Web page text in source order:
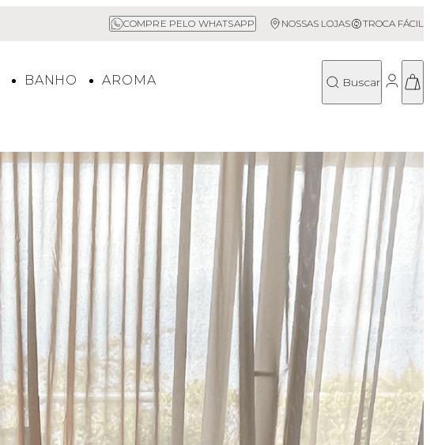
Sale até 50% Off
COMPRE PELO WHATSAPP NOSSAS LOJAS TROCA FÁCIL
BANHO AROMA Buscar